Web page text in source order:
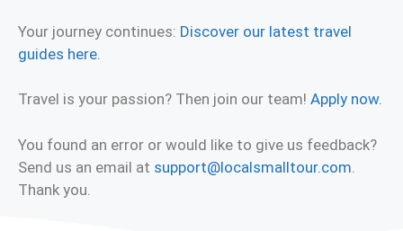
Your journey continues: Discover our latest travel
guides here.
Travel is your passion? Then join our team! Apply now.
You found an error or would like to give us feedback?
Send us an email at support@localsmalltour.com
Thank you.